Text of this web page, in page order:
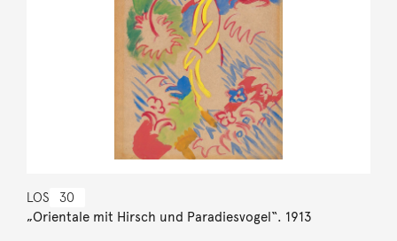
LOS 30
„Orientale mit Hirsch und Paradiesvogel“. 1913